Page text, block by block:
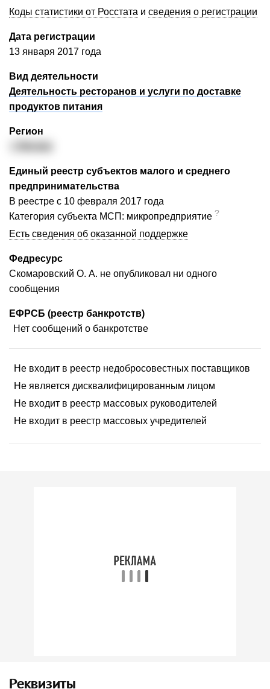
Коды статистики от Росстата и сведения о регистрации
Дата регистрации
13 января 2017 года
Вид деятельности
Деятельность ресторанов и услуги по доставке
продуктов питания
Регион
Единый реестр субъектов малого и среднего
предпринимательства
В реестре с 10 февраля 2017 года
Категория субъекта МСП: микропредприятие ?
Есть сведения об оказанной поддержке
Федресурс
Скомаровский О. А. не опубликовал ни одного
сообщения
ЕФРСБ (реестр банкротств)
Нет сообщений о банкротстве
Не входит в реестр недобросовестных поставщиков
Не является дисквалифицированным лицом
Не входит в реестр массовых руководителей
Не входит в реестр массовых учредителей
Реквизиты